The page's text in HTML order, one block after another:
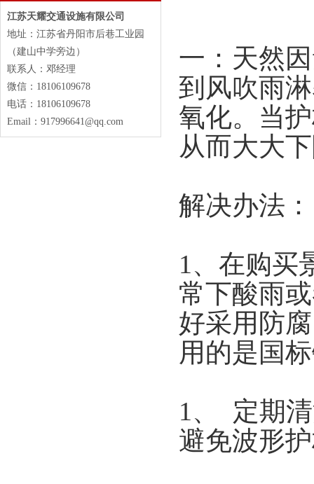
江苏天耀交通设施有限公司
地址：江苏省丹阳市后巷工业园
（建山中学旁边）
联系人：邓经理
微信：18106109678
电话：18106109678
Email：917996641@qq.com
一：天然
到风吹雨
氧化。当
从而大大
解决办法：
1、在购买
常下酸雨
好采用防
用的是国
1、 定期
避免波形